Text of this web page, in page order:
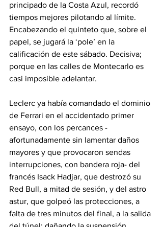
principado de la Costa Azul, recordó
tiempos mejores pilotando al límite.
Encabezando el quinteto que, sobre el
papel, se jugará la ‘pole’ en la
calificación de este sábado. Decisiva;
porque en las calles de Montecarlo es
casi imposible adelantar.
Leclerc ya había comandado el dominio
de Ferrari en el accidentado primer
ensayo, con los percances -
afortunadamente sin lamentar daños
mayores y que provocaron sendas
interrupciones, con bandera roja- del
francés Isack Hadjar, que destrozó su
Red Bull, a mitad de sesión, y del astro
astur, que golpeó las protecciones, a
falta de tres minutos del final, a la salida